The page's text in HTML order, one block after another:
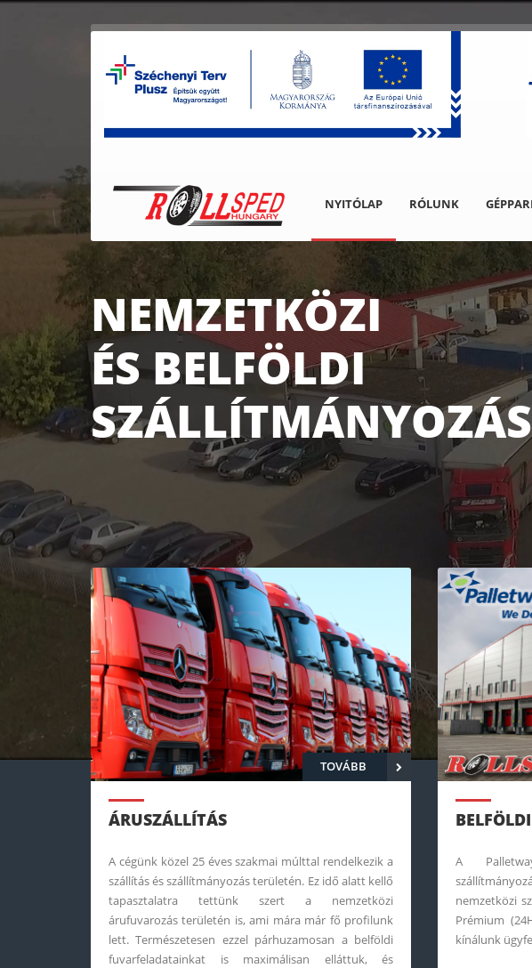
NYITÓLAP RÓLUNK
TOVÁBB
ÁRUSZÁLLÍTÁS
A cégünk közel 25 éves szakmai múlttal rendelkezik a
szállítás és szállítmányozás területén. Ez idő alatt kellő
tapasztalatra tettünk szert a nemzetközi
árufuvarozás területén is, ami mára már fő profilunk
lett. Természetesen ezzel párhuzamosan a belföldi
fuvarfeladatainkat is maximálisan elláttuk, és
A
nemzetközi
Prémium
kínálunk